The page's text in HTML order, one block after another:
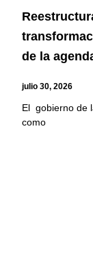
de la
julio 30, 2026
El gobierno de
como